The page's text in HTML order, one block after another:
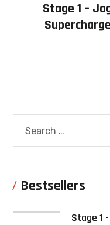
Stage 1 –
Bestsellers
Stage 1